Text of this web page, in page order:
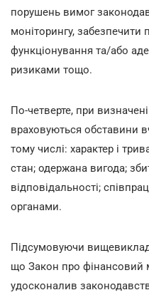
порушень вимог
моніторингу, забезпечити
функціонування та/або
ризиками тощо.
По-четверте, при
враховуються обставини
тому числі: характер і
стан; одержана вигода;
відповідальності;
органами.
Підсумовуючи
що Закон про фінансовий
удосконалив